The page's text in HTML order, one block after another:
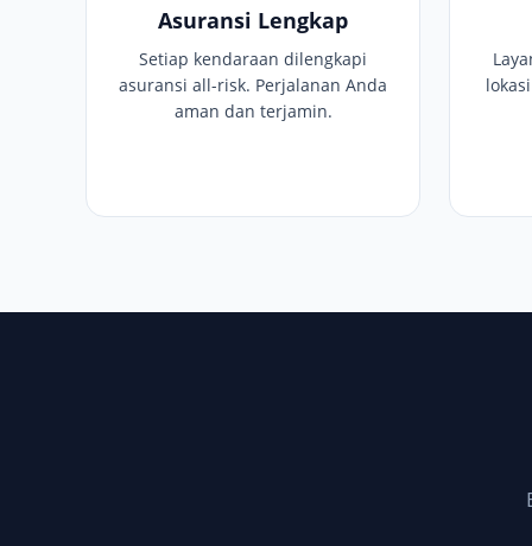
Asuransi Lengkap
Setiap kendaraan dilengkapi
asuransi all-risk. Perjalanan Anda
aman dan terjamin.